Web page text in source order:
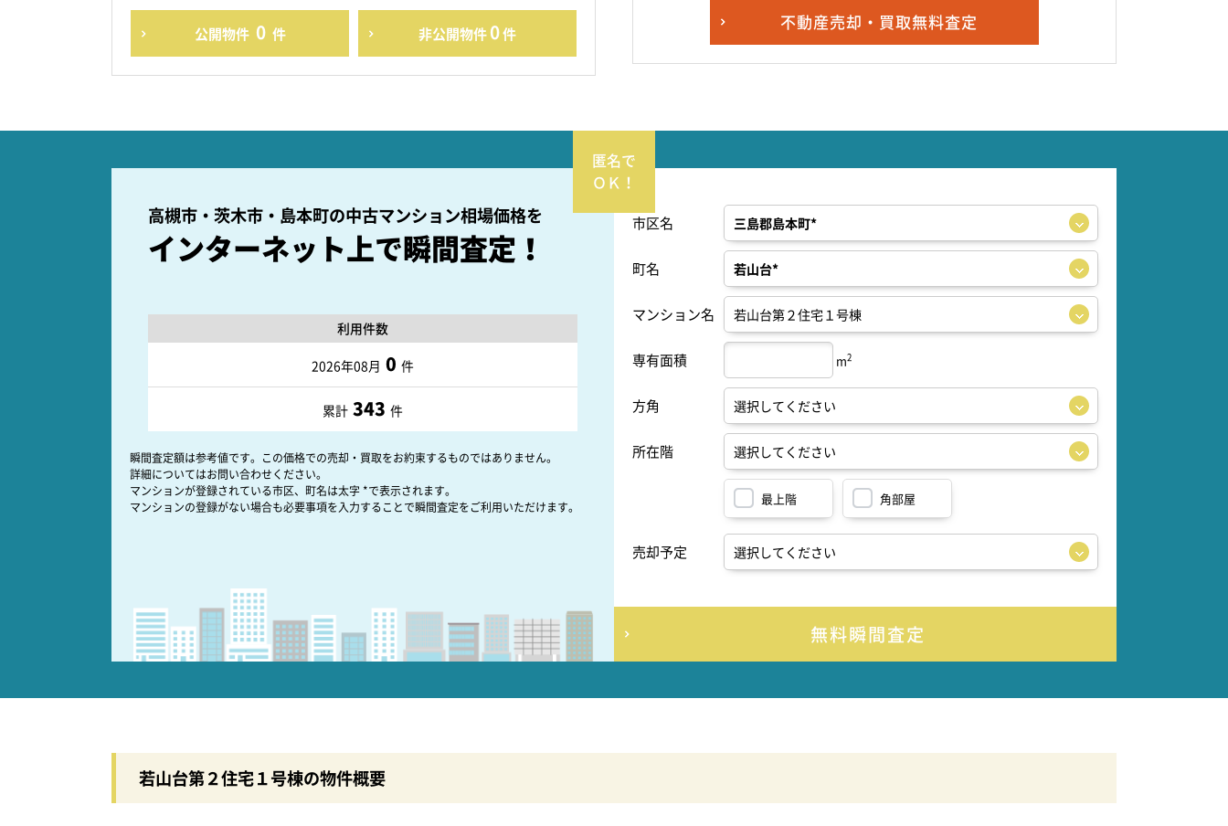
公開物件 0 件 非公開物件0件
不動産売却・買取無料査定
高槻市・茨木市・島本町の中古マンション相場価格を
インターネット上で瞬間査定！
利用件数
2026年08月 0 件
累計 343 件
市区名
町名
マンション名
専有面積 m2
方角
所在階
最上階 角部屋
売却予定
無料瞬間査定
瞬間査定額は参考値です。この価格での売却・買取をお約束するものではありません。
詳細についてはお問い合わせください。
マンションが登録されている市区、町名は太字 *で表示されます。
マンションの登録がない場合も必要事項を入力することで瞬間査定をご利用いただけます。
若山台第２住宅１号棟の物件概要